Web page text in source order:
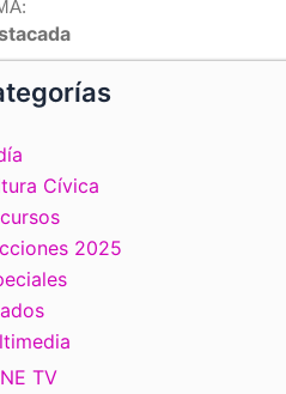
Cívica
2025
TV